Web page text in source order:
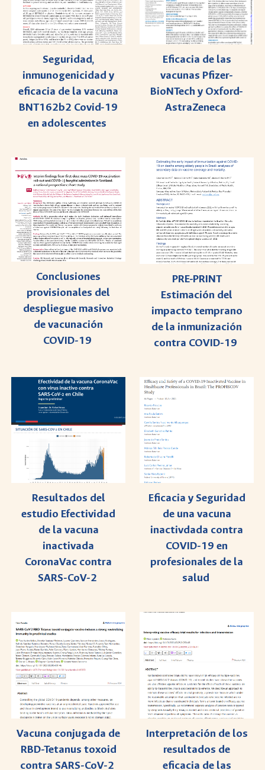
Seguridad,
inmunogenicidad y
eficacia de la vacuna
BNT162b2 Covid-19
en adolescentes
Eficacia de las
vacunas Pfizer-
BioNTech y Oxford-
AstraZeneca
Conclusiones
provisionales del
despliegue masivo
de vacunación
COVID-19
PRE-PRINT
Estimación del
impacto temprano
de la inmunización
contra COVID-19
Resultados del
estudio Efectividad
de la vacuna
inactivada
CoronaVac contra
SARS-CoV-2
Eficacia y Seguridad
de una vacuna
inactivdada contra
COVID-19 en
profesionales de la
salud
Vacuna conjugada de
RBD-Tetanus toxoid
contra SARS-CoV-2
Interpretación de los
resultados de
eficacia de las